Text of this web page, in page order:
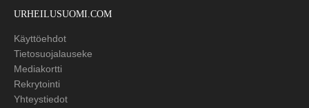
URHEILUSUOMI.COM
Käyttöehdot
Tietosuojalauseke
Mediakortti
Rekrytointi
Yhteystiedot